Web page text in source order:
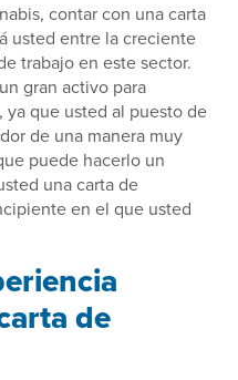
contar con una carta
usted entre la creciente
trabajo en este sector.
gran activo para
que usted al puesto de
de una manera muy
puede hacerlo un
una carta de
en el que usted
de